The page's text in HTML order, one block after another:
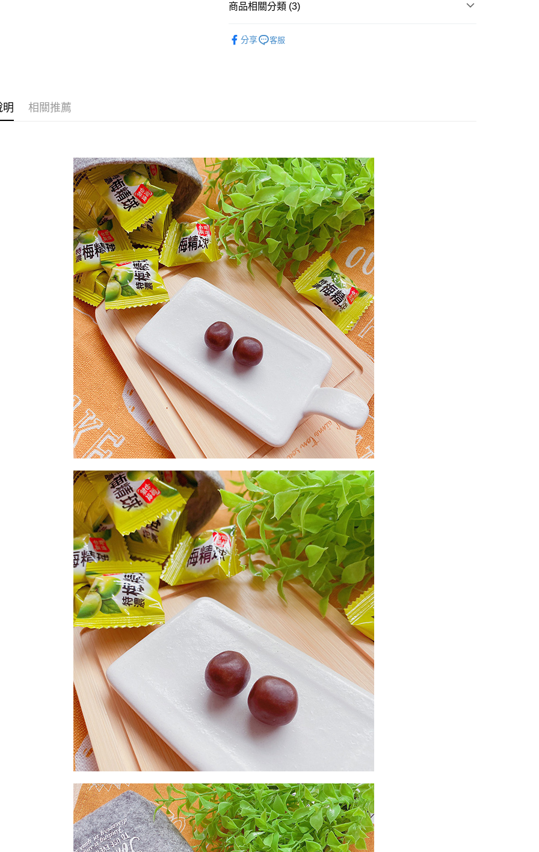
全盈+PAY
付款後全家取貨
每筆NT$60，滿NT$799(含以上)免運費
7-11取貨付款
每筆NT$60，滿NT$799(含以上)免運費
付款後7-11取貨
每筆NT$60，滿NT$799(含以上)免運費
宅配到家
每筆NT$150，滿NT$1,399(含以上)免運費
澎湖金門馬祖宅配到家
每筆NT$250
付款後門市自取
免運費
商品相關分類 (3)
分享 客服
明 相關推薦